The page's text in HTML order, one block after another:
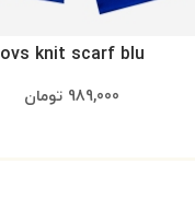
ovs knit scarf blu
989,000 تومان